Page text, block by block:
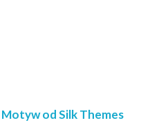
Motyw od Silk Themes